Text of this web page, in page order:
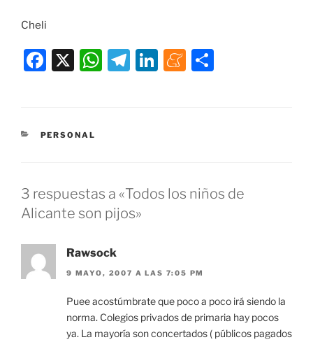
Cheli
F
e
o
k
X
W
p
T
Li M
e
CATEGORÍAS
PERSONAL
3 respuestas a «Todos los niños de
Alicante son pijos»
Rawsock
9 MAYO, 2007 A LAS 7:05 PM
Puee acostúmbrate que poco a poco irá siendo la
norma. Colegios privados de primaria hay pocos
ya. La mayoría son concertados ( públicos pagados